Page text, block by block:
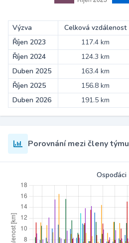
Výzva Celková vzdálenost
Říjen 2023
117.4 km
Říjen 2024 124.3 km
Duben 2025 163.4 km
Říjen 2025 156.8 km
Duben 2026 191.5 km
Porovnání mezi členy týmu
Ospoďáci